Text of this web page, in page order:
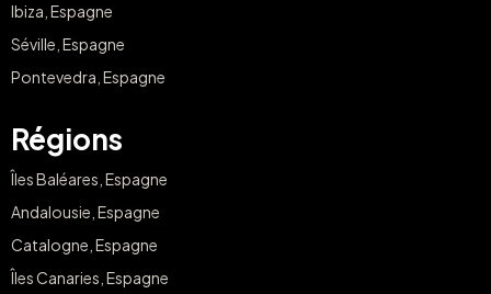
Ibiza, Espagne
Séville, Espagne
Pontevedra, Espagne
Régions
Îles Baléares, Espagne
Andalousie, Espagne
Catalogne, Espagne
Îles Canaries, Espagne